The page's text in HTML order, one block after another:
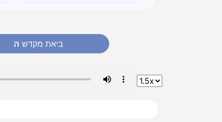
ביאת מקדש ה